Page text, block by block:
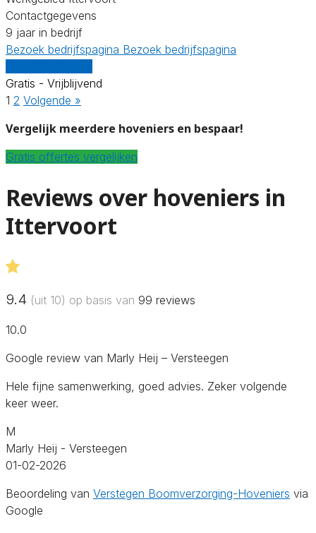
Contactgegevens
9 jaar in bedrijf
Bezoek bedrijfspagina Bezoek bedrijfspagina
Gratis - Vrijblijvend
1 2 Volgende »
Vergelijk meerdere hoveniers en bespaar!
Gratis offertes vergelijken
Reviews over hoveniers in
Ittervoort
9.4 (uit 10) op basis van 99 reviews
10.0
Google review van Marly Heij – Versteegen
Hele fijne samenwerking, goed advies. Zeker volgende
keer weer.
M
Marly Heij - Versteegen
01-02-2026
Beoordeling van Verstegen Boomverzorging-Hoveniers via
Google